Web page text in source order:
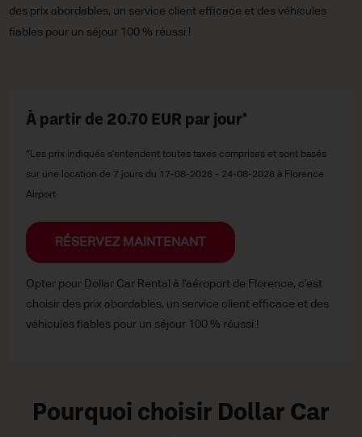
des prix abordables, un service client efficace et des véhicules
fiables pour un séjour 100 % réussi !
À partir de 20.70 EUR par jour*
*Les prix indiqués s’entendent toutes taxes comprises et sont basés
sur une location de 7 jours du 17-08-2026 - 24-08-2026 à Florence
Airport
RÉSERVEZ MAINTENANT
Opter pour Dollar Car Rental à l’aéroport de Florence, c’est
choisir des prix abordables, un service client efficace et des
véhicules fiables pour un séjour 100 % réussi !
Pourquoi choisir Dollar Car